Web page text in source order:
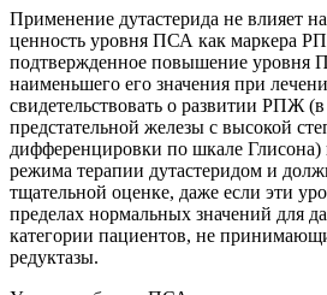
Применение дутастерида не влияет
ценность уровня ПСА как маркера
подтвержденное повышение уровня
наименьшего его значения при
свидетельствовать о развитии РПЖ (в
предстательной железы с высокой
дифференцировки по шкале
режима терапии дутастеридом и
тщательной оценке, даже если эти
пределах нормальных значений для
категории пациентов, не
редуктазы.